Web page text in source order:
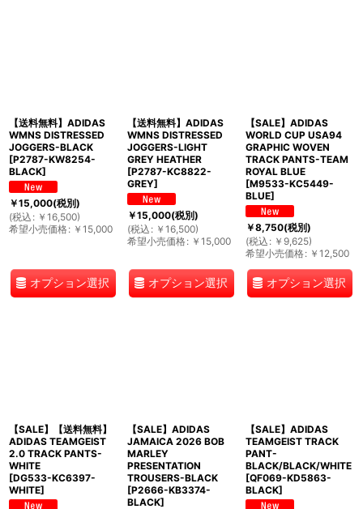
【送料無料】ADIDAS
WMNS DISTRESSED
JOGGERS-BLACK
[P2787-KW8254-
BLACK]
￥15,000(税別)
(税込 : ￥ 16,500)
希望小売価格: ￥ 15,000
オプション選択
【送料無料】ADIDAS
WMNS DISTRESSED
JOGGERS-LIGHT
GREY HEATHER
[P2787-KC8822-
GREY]
￥15,000(税別)
(税込 : ￥ 16,500)
希望小売価格: ￥ 15,000
オプション選択
【SALE】ADIDAS
WORLD CUP USA94
GRAPHIC WOVEN
TRACK PANTS-TEAM
ROYAL BLUE
[M9533-KC5449-
BLUE]
￥8,750(税別)
(税込 : ￥ 9,625)
希望小売価格: ￥ 12,500
オプション選択
【SALE】【送料無料】
ADIDAS TEAMGEIST
2.0 TRACK PANTS-
WHITE
[DG533-KC6397-
WHITE]
【SALE】ADIDAS
JAMAICA 2026 BOB
MARLEY
PRESENTATION
TROUSERS-BLACK
[P2666-KB3374-
BLACK]
【SALE】ADIDAS
TEAMGEIST TRACK
PANT-
BLACK/BLACK/WHITE
[QF069-KD5863-
BLACK]